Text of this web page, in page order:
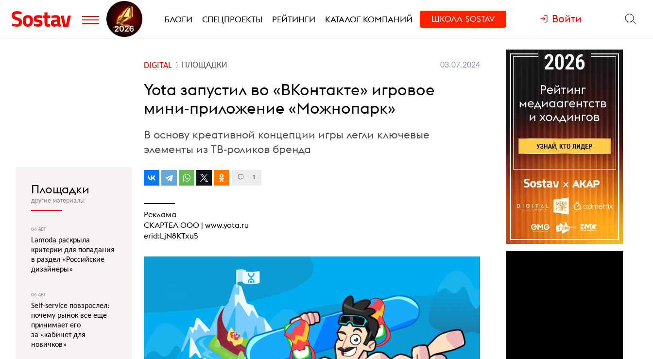
БЛОГИ СПЕЦПРОЕКТЫ РЕЙТИНГИ КАТАЛОГ КОМПАНИЙ ШКОЛА SOSTAV Войти
DIGITAL ПЛОЩАДКИ 03.07.2024
Yota запустил во «ВКонтакте» игровое
мини-приложение «Можнопарк»
В основу креативной концепции игры легли ключевые
элементы из ТВ-роликов бренда
1
Реклама
СКАРТЕЛ ООО | www.yota.ru
erid:LjN8KTxu5
Площадки
другие материалы
06 АВГ
Lamoda раскрыла
критерии для попадания
в раздел «Российские
дизайнеры»
06 АВГ
Self-service повзрослел:
почему рынок все еще
принимает его
за «кабинет для
новичков»